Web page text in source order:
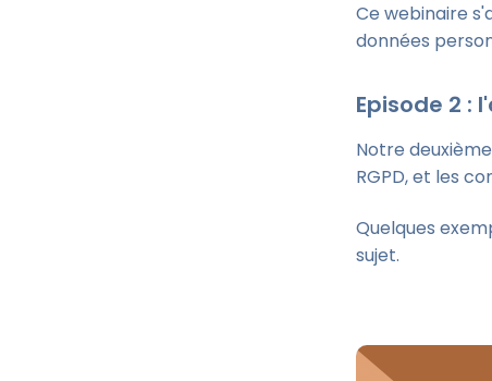
Ce webinaire
données
Episode 2 :
Notre
RGPD, et les
Quelques
sujet.